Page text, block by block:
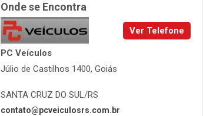
Onde se Encontra
Ver Telefone
PC Veículos
Júlio de Castilhos 1400, Goiás
SANTA CRUZ DO SUL/RS
contato@pcveiculosrs.com.br